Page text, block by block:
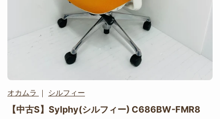
オカムラ ｜ シルフィー
【中古S】Sylphy(シルフィー) C686BW-FMR8